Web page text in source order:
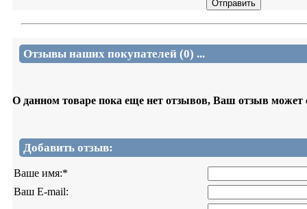
Отзывы наших покупателей (0) ...
О данном товаре пока еще нет отзывов, Ваш отзыв может
Добавить отзыв:
Ваше имя:*
Ваш E-mail: